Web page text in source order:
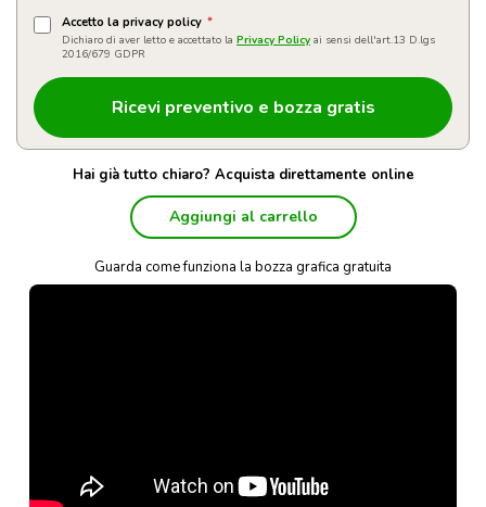
Accetto la privacy policy *
Dichiaro di aver letto e accettato la Privacy Policy ai sensi dell'art.13 D.lgs
2016/679 GDPR
Hai già tutto chiaro? Acquista direttamente online
Aggiungi al carrello
Guarda come funziona la bozza grafica gratuita